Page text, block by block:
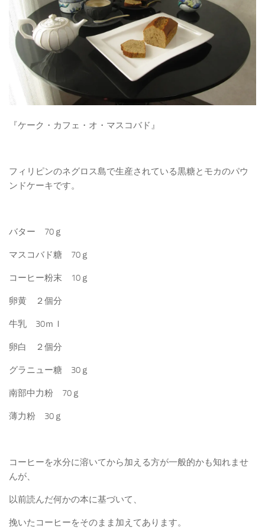
お問い合わせフォーム
『ケーク・カフェ・オ・マスコバド』
フィリピンのネグロス島で生産されている黒糖とモカのパウ
ンドケーキです。
バター 70ｇ
マスコバド糖 70ｇ
コーヒー粉末 10ｇ
卵黄 ２個分
牛乳 30ｍｌ
卵白 ２個分
グラニュー糖 30ｇ
南部中力粉 70ｇ
薄力粉 30ｇ
コーヒーを水分に溶いてから加える方が一般的かも知れませ
んが、
以前読んだ何かの本に基づいて、
挽いたコーヒーをそのまま加えてあります。